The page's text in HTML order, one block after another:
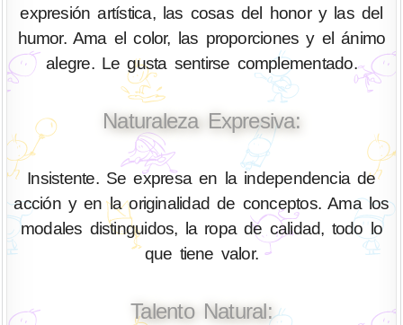
expresión artística, las cosas del honor y las del
humor. Ama el color, las proporciones y el ánimo
alegre. Le gusta sentirse complementado.
Naturaleza Expresiva:
Insistente. Se expresa en la independencia de
acción y en la originalidad de conceptos. Ama los
modales distinguidos, la ropa de calidad, todo lo
que tiene valor.
Talento Natural: